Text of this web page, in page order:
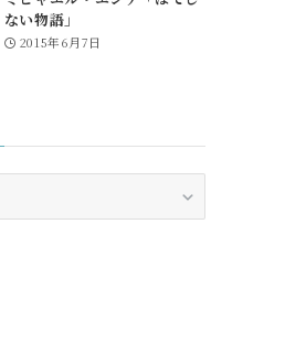
ない物語」
2015年6月7日